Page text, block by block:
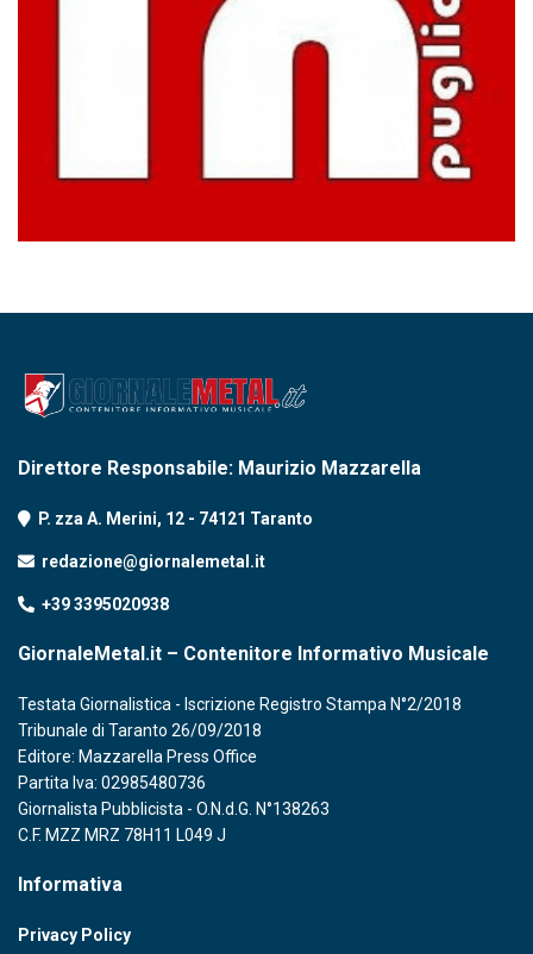
Direttore Responsabile: Maurizio Mazzarella
P. zza A. Merini, 12 - 74121 Taranto
redazione@giornalemetal.it
+39 3395020938
GiornaleMetal.it – Contenitore Informativo Musicale
Testata Giornalistica - Iscrizione Registro Stampa N°2/2018
Tribunale di Taranto 26/09/2018
Editore: Mazzarella Press Office
Partita Iva: 02985480736
Giornalista Pubblicista - O.N.d.G. N°138263
C.F. MZZ MRZ 78H11 L049 J
Informativa
Privacy Policy